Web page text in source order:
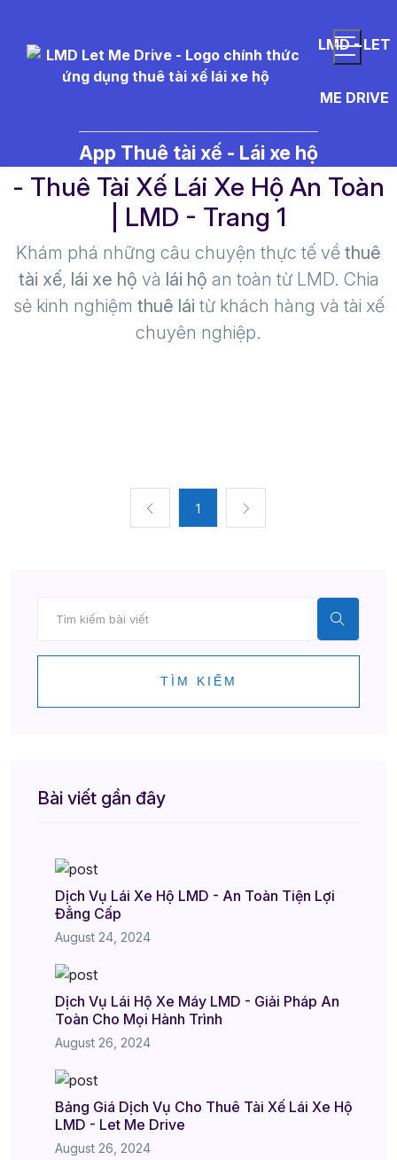
LMD - LET
ME DRIVE
App Thuê tài xế - Lái xe hộ
- Thuê Tài Xế Lái Xe Hộ An Toàn
| LMD - Trang 1​
Khám phá những câu chuyện thực tế về thuê
tài xế, lái xe hộ và lái hộ an toàn từ LMD. Chia
sẻ kinh nghiệm thuê lái từ khách hàng và tài xế
chuyên nghiệp.
1
TÌM KIẾM
Bài viết gần đây
Dịch Vụ Lái Xe Hộ LMD - An Toàn Tiện Lợi
Đẳng Cấp
August 24, 2024
Dịch Vụ Lái Hộ Xe Máy LMD - Giải Pháp An
Toàn Cho Mọi Hành Trình
August 26, 2024
Bảng Giá Dịch Vụ Cho Thuê Tài Xế Lái Xe Hộ
LMD - Let Me Drive
August 26, 2024